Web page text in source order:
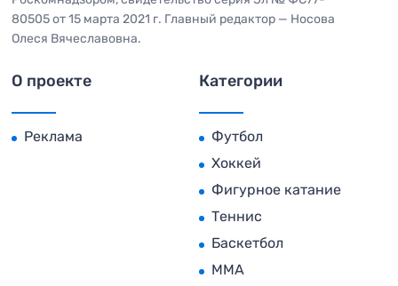
80505 от 15 марта 2021 г. Главный редактор — Носова
Олеся Вячеславовна.
О проекте
Реклама
Категории
Футбол
Хоккей
Фигурное катание
Теннис
Баскетбол
MMA